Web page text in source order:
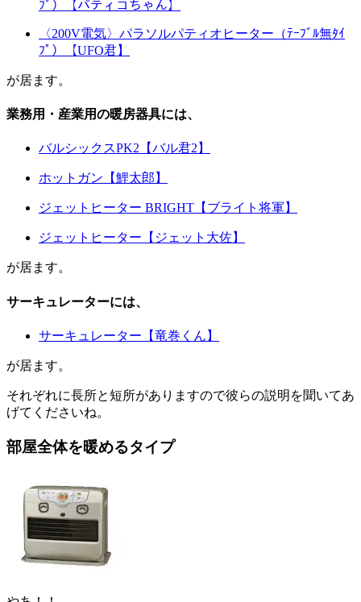
ﾌﾟ）【パティコちゃん】
〈200V電気〉パラソルパティオヒーター（ﾃｰﾌﾞﾙ無ﾀｲ
ﾌﾟ）【UFO君】
が居ます。
業務用・産業用の暖房器具には、
バルシックスPK2【バル君2】
ホットガン【鯉太郎】
ジェットヒーター BRIGHT【ブライト将軍】
ジェットヒーター【ジェット大佐】
が居ます。
サーキュレーターには、
サーキュレーター【竜巻くん】
が居ます。
それぞれに長所と短所がありますので彼らの説明を聞いてあ
げてくださいね。
部屋全体を暖めるタイプ